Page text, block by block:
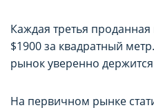
Каждая третья
$1900 за квадратный
рынок уверенно
На первичном рынке